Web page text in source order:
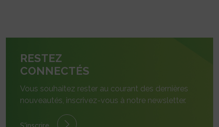
RESTEZ
CONNECTÉS
Vous souhaitez rester au courant des dernières
nouveautés, inscrivez-vous à notre newsletter.